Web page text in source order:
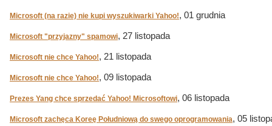
Microsoft (na razie) nie kupi wyszukiwarki Yahoo!, 01 grudnia
Microsoft "przyjazny" spamowi, 27 listopada
Microsoft nie chce Yahoo!, 21 listopada
Microsoft nie chce Yahoo!, 09 listopada
Prezes Yang chce sprzedać Yahoo! Microsoftowi, 06 listopada
Microsoft zachęca Koreę Południową do swego oprogramowania, 05